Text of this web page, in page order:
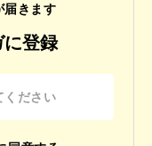
届きます
に登録